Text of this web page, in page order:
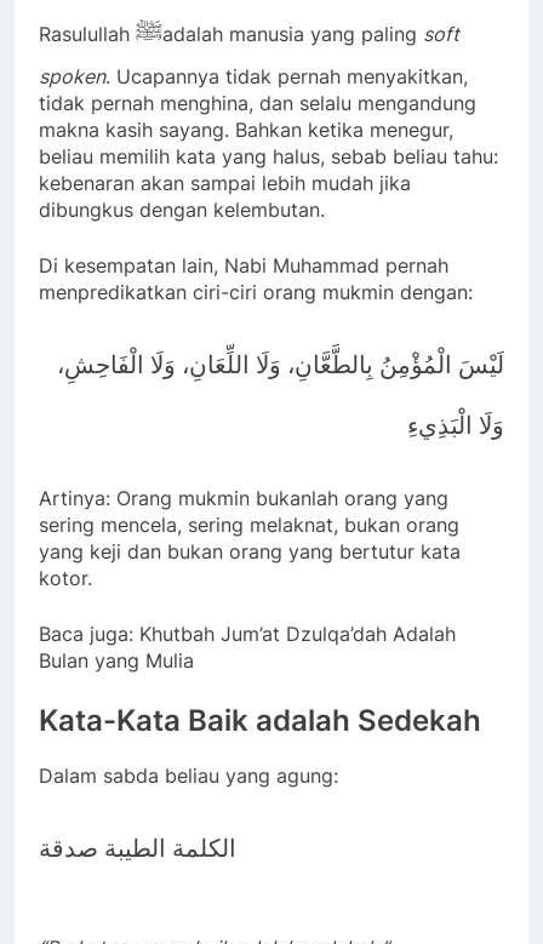
Rasulullah ﷺadalah manusia yang paling soft
spoken. Ucapannya tidak pernah menyakitkan,
tidak pernah menghina, dan selalu mengandung
makna kasih sayang. Bahkan ketika menegur,
beliau memilih kata yang halus, sebab beliau tahu:
kebenaran akan sampai lebih mudah jika
dibungkus dengan kelembutan.
Di kesempatan lain, Nabi Muhammad pernah
menpredikatkan ciri-ciri orang mukmin dengan:
لَيْسَ الْمُؤْمِنُ بِالطَّعَّانِ، وَلَا اللِّعَانِ، وَلَا الْفَاحِشِ،
وَلَا الْبَذِيءِ
Artinya: Orang mukmin bukanlah orang yang
sering mencela, sering melaknat, bukan orang
yang keji dan bukan orang yang bertutur kata
kotor.
Baca juga: Khutbah Jum’at Dzulqa’dah Adalah
Bulan yang Mulia
Kata-Kata Baik adalah Sedekah
Dalam sabda beliau yang agung:
الكلمة الطيبة صدقة